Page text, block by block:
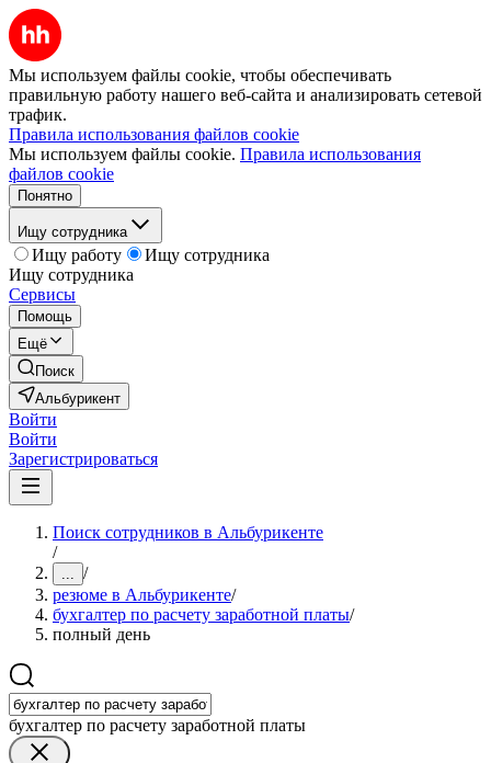
Мы используем файлы cookie, чтобы обеспечивать
правильную работу нашего веб-сайта и анализировать сетевой
трафик.
Правила использования файлов cookie
Мы используем файлы cookie. Правила использования
файлов cookie
Понятно
Ищу сотрудника
Ищу работу
Ищу сотрудника
Ищу сотрудника
Сервисы
Помощь
Ещё
Поиск
Альбурикент
Войти
Войти
Зарегистрироваться
Поиск сотрудников в Альбурикенте
/
... /
резюме в Альбурикенте/
бухгалтер по расчету заработной платы/
полный день
бухгалтер по расчету заработной платы